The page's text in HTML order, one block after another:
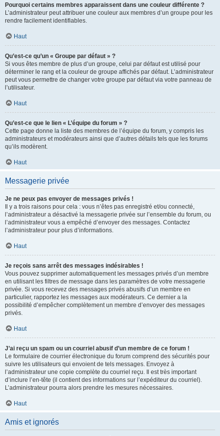
Pourquoi certains membres apparaissent dans une couleur différente ?
L’administrateur peut attribuer une couleur aux membres d’un groupe pour les
rendre facilement identifiables.
Haut
Qu’est-ce qu’un « Groupe par défaut » ?
Si vous êtes membre de plus d’un groupe, celui par défaut est utilisé pour
déterminer le rang et la couleur de groupe affichés par défaut. L’administrateur
peut vous permettre de changer votre groupe par défaut via votre panneau de
l’utilisateur.
Haut
Qu’est-ce que le lien « L’équipe du forum » ?
Cette page donne la liste des membres de l’équipe du forum, y compris les
administrateurs et modérateurs ainsi que d’autres détails tels que les forums
qu’ils modèrent.
Haut
Messagerie privée
Je ne peux pas envoyer de messages privés !
Il y a trois raisons pour cela : vous n’êtes pas enregistré et/ou connecté,
l’administrateur a désactivé la messagerie privée sur l’ensemble du forum, ou
l’administrateur vous a empêché d’envoyer des messages. Contactez
l’administrateur pour plus d’informations.
Haut
Je reçois sans arrêt des messages indésirables !
Vous pouvez supprimer automatiquement les messages privés d’un membre
en utilisant les filtres de message dans les paramètres de votre messagerie
privée. Si vous recevez des messages privés abusifs d’un membre en
particulier, rapportez les messages aux modérateurs. Ce dernier a la
possibilité d’empêcher complètement un membre d’envoyer des messages
privés.
Haut
J’ai reçu un spam ou un courriel abusif d’un membre de ce forum !
Le formulaire de courrier électronique du forum comprend des sécurités pour
suivre les utilisateurs qui envoient de tels messages. Envoyez à
l’administrateur une copie complète du courriel reçu. Il est très important
d’inclure l’en-tête (il contient des informations sur l’expéditeur du courriel).
L’administrateur pourra alors prendre les mesures nécessaires.
Haut
Amis et ignorés